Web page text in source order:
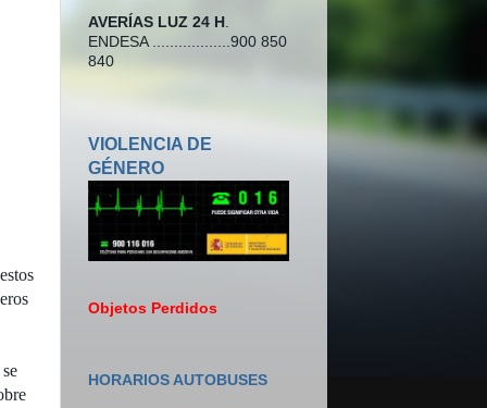
AVERÍAS LUZ 24 H
ENDESA ..................900 850
840
VIOLENCIA DE
GÉNERO
Objetos Perdidos
HORARIOS AUTOBUSES